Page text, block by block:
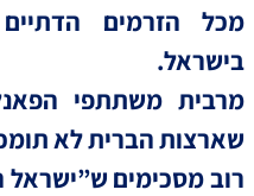
מכל הזרמים
בישראל.
שארצות הברית לא
רוב מסכימים